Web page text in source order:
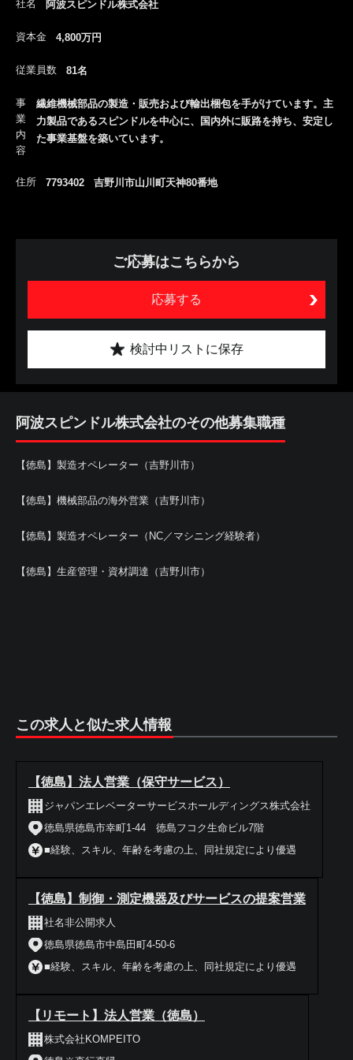
社名 阿波スピンドル株式会社
資本金 4,800万円
従業員数 81名
事
業
内
容
繊維機械部品の製造・販売および輸出梱包を手がけています。主
力製品であるスピンドルを中心に、国内外に販路を持ち、安定し
た事業基盤を築いています。
住所 7793402 吉野川市山川町天神80番地
ご応募はこちらから
応募する
検討中リストに保存
阿波スピンドル株式会社のその他募集職種
【徳島】製造オペレーター（吉野川市）
【徳島】機械部品の海外営業（吉野川市）
【徳島】製造オペレーター（NC／マシニング経験者）
【徳島】生産管理・資材調達（吉野川市）
この求人と似た求人情報
【徳島】法人営業（保守サービス）
ジャパンエレベーターサービスホールディングス株式会社
徳島県徳島市幸町1-44 徳島フコク生命ビル7階
■経験、スキル、年齢を考慮の上、同社規定により優遇
【徳島】制御・測定機器及びサービスの提案営業
社名非公開求人
徳島県徳島市中島田町4-50-6
■経験、スキル、年齢を考慮の上、同社規定により優遇
【リモート】法人営業（徳島）
株式会社KOMPEITO